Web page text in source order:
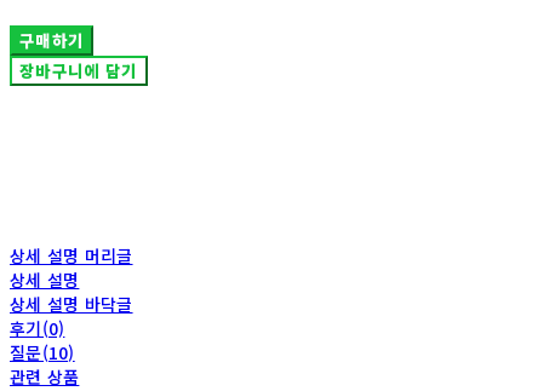
구매하기
장바구니에 담기
상세 설명 머리글
상세 설명
상세 설명 바닥글
후기(0)
질문(10)
관련 상품